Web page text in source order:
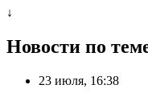
↓
Новости по
23 июля, 16:38